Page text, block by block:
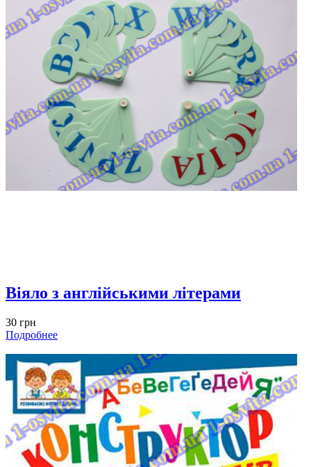
Віяло з англійськими літерами
30 грн
Подробнее